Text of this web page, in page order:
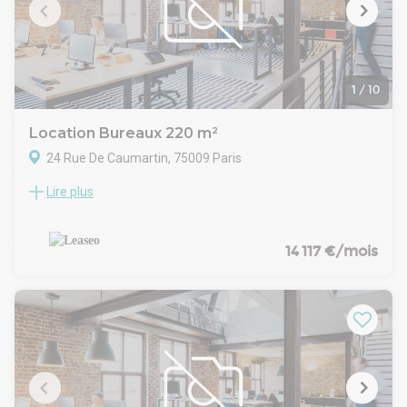
exposé sont disponibles sur le site Géorisques :
www.georisques.gouv.fr
Conditions juridiques et financieres :
Bail : 3-6-9 ans
Régime fiscal : T.V.A.
Indexation : Indexation annuelle selon indice ILAT
Modalités : Paiement trimestriellement d'avance
Honoraires :
1 / 10
Location Bureaux 220 m²
24 Rue De Caumartin, 75009 Paris
OPERA / MADELEINE : Dans un bel immeuble en pierre de
propose à la location des bureaux lumineux offrant une
configuration idéale- Taxe bureaux : 26.71 € /m²/an
postes, 3 salles de réunions, coin cuisine et sanitaires
- Balcon filant
- Bureaux rénovés, en excellent état
- Locaux traversants et très lumineux
- Double vitrage
- Parquet massif avec plancher technique
Lire plus
14 117 €/mois